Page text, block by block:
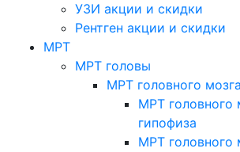
УЗИ акции и скидки
Рентген акции и скидки
МРТ
МРТ головы
МРТ головного мозга
МРТ головного
гипофиза
МРТ головного